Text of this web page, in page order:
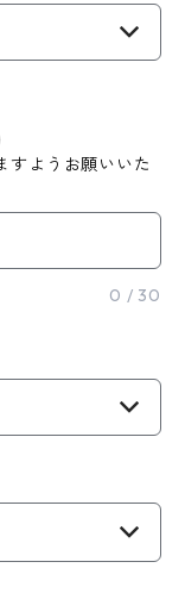
すようお願いいた
0 / 30